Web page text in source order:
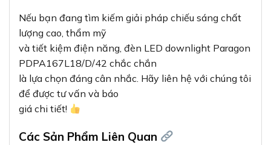
Nếu bạn đang tìm kiếm giải pháp chiếu sáng chất
lượng cao, thẩm mỹ
và tiết kiệm điện năng, đèn LED downlight Paragon
PDPA167L18/D/42 chắc chắn
là lựa chọn đáng cân nhắc. Hãy liên hệ với chúng tôi
để được tư vấn và báo
giá chi tiết!
Các Sản Phẩm Liên Quan